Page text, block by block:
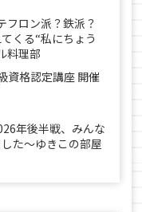
フロン派？鉄派？
くる“私にちょう
料理部
資格認定講座 開催
年後半戦、みんな
た～ゆきこの部屋